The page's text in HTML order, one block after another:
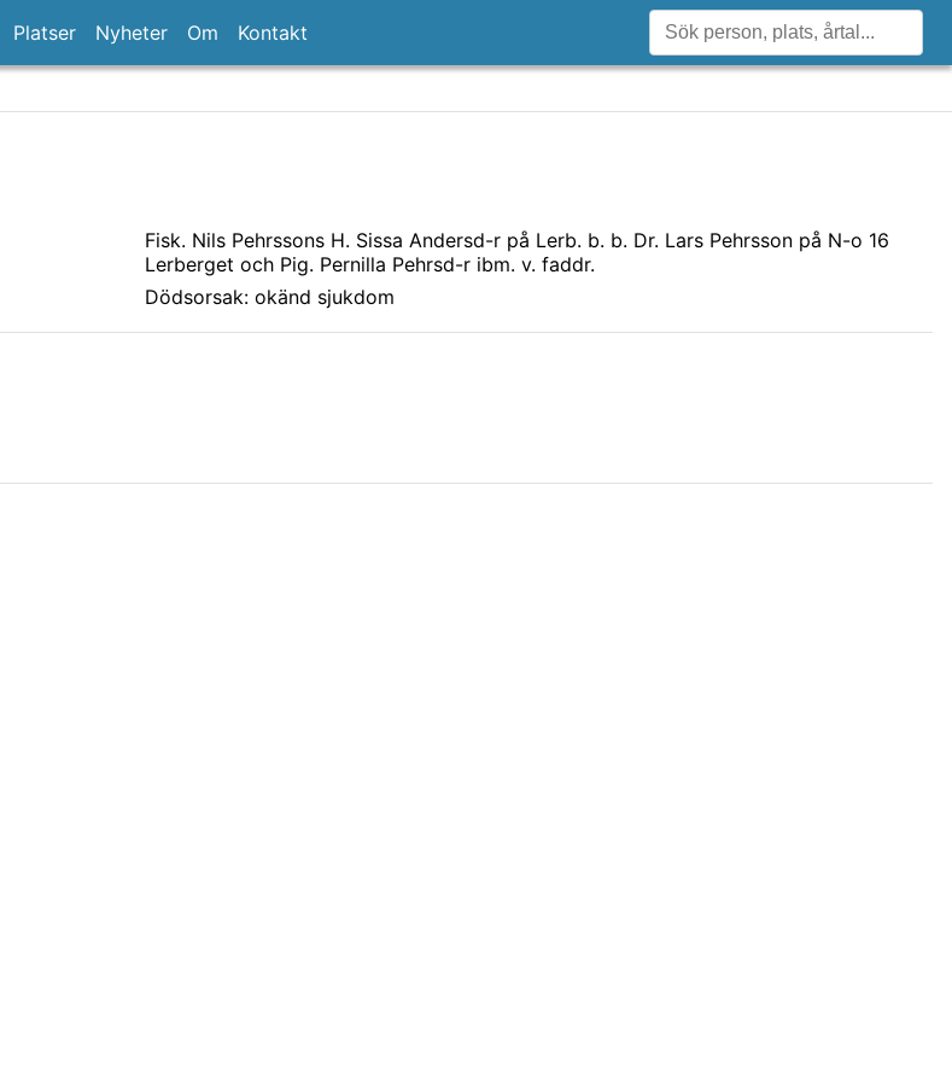
Platser Nyheter Om Kontakt
Fisk. Nils Pehrssons H. Sissa Andersd-r på Lerb. b. b. Dr. Lars Pehrsson på N-o 16
Lerberget och Pig. Pernilla Pehrsd-r ibm. v. faddr.
Dödsorsak: okänd sjukdom